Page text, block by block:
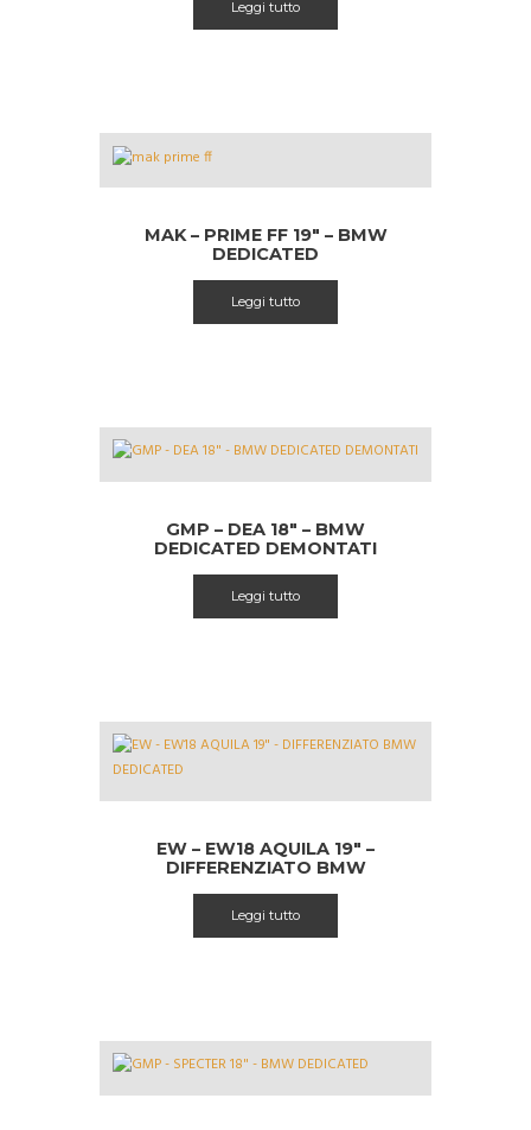
Leggi tutto
MAK – PRIME FF 19″ – BMW
DEDICATED
Leggi tutto
GMP – DEA 18″ – BMW
DEDICATED DEMONTATI
Leggi tutto
EW – EW18 AQUILA 19″ –
DIFFERENZIATO BMW
Leggi tutto